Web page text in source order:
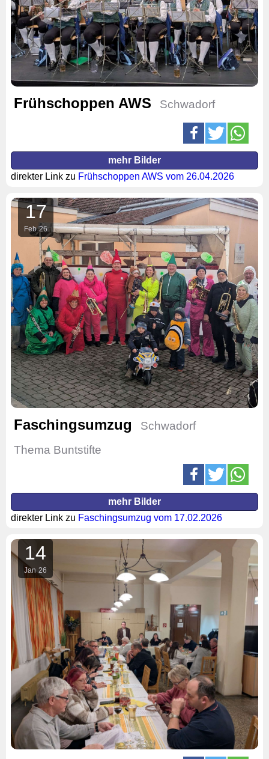
Frühschoppen AWS Schwadorf
mehr Bilder
direkter Link zu Frühschoppen AWS vom 26.04.2026
17
Feb 26
Faschingsumzug
Schwadorf
Thema Buntstifte
mehr Bilder
direkter Link zu Faschingsumzug vom 17.02.2026
14
Jan 26